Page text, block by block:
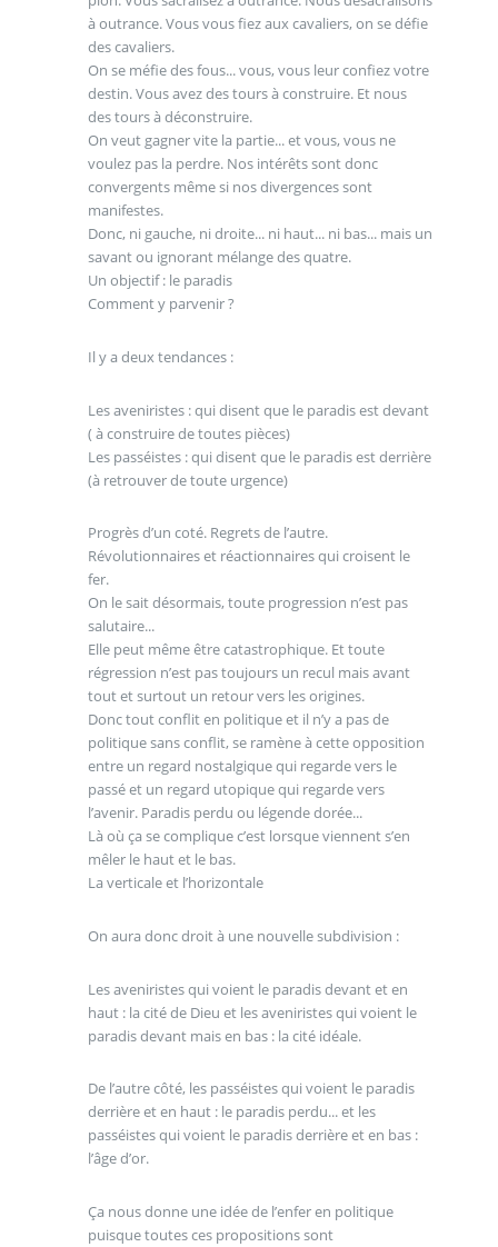
à outrance. Vous vous fiez aux cavaliers, on se défie
des cavaliers.
On se méfie des fous... vous, vous leur confiez votre
destin. Vous avez des tours à construire. Et nous
des tours à déconstruire.
On veut gagner vite la partie... et vous, vous ne
voulez pas la perdre. Nos intérêts sont donc
convergents même si nos divergences sont
manifestes.
Donc, ni gauche, ni droite... ni haut... ni bas... mais un
savant ou ignorant mélange des quatre.
Un objectif : le paradis
Comment y parvenir ?
Il y a deux tendances :
Les aveniristes : qui disent que le paradis est devant
( à construire de toutes pièces)
Les passéistes : qui disent que le paradis est derrière
(à retrouver de toute urgence)
Progrès d’un coté. Regrets de l’autre.
Révolutionnaires et réactionnaires qui croisent le
fer.
On le sait désormais, toute progression n’est pas
salutaire...
Elle peut même être catastrophique. Et toute
régression n’est pas toujours un recul mais avant
tout et surtout un retour vers les origines.
Donc tout conflit en politique et il n’y a pas de
politique sans conflit, se ramène à cette opposition
entre un regard nostalgique qui regarde vers le
passé et un regard utopique qui regarde vers
l’avenir. Paradis perdu ou légende dorée...
Là où ça se complique c’est lorsque viennent s’en
mêler le haut et le bas.
La verticale et l’horizontale
On aura donc droit à une nouvelle subdivision :
Les aveniristes qui voient le paradis devant et en
haut : la cité de Dieu et les aveniristes qui voient le
paradis devant mais en bas : la cité idéale.
De l’autre côté, les passéistes qui voient le paradis
derrière et en haut : le paradis perdu... et les
passéistes qui voient le paradis derrière et en bas :
l’âge d’or.
Ça nous donne une idée de l’enfer en politique
puisque toutes ces propositions sont